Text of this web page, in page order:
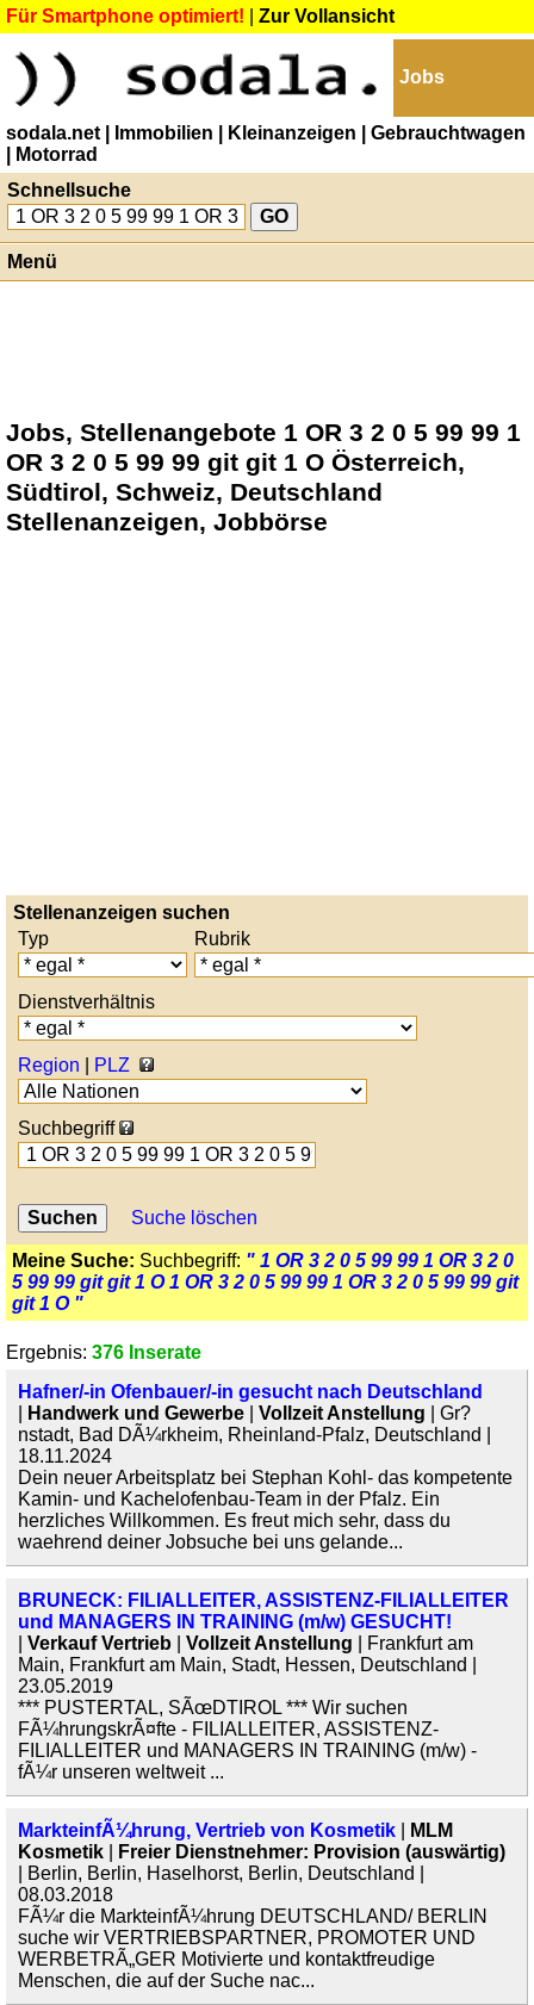
Für Smartphone optimiert! Zur Vollansicht
Jobs
sodala.net | Immobilien | Kleinanzeigen
| Gebrauchtwagen
| Motorrad
Schnellsuche
Menü
Jobs, Stellenangebote 1 OR 3 2 0 5 99 99 1
OR 3 2 0 5 99 99 git git 1 O Österreich,
Südtirol, Schweiz, Deutschland
Stellenanzeigen, Jobbörse
Stellenanzeigen suchen
Typ
Rubrik
Dienstverhältnis
Region PLZ
Suchbegriff
Suche löschen
Meine Suche: Suchbegriff: " 1 OR 3 2 0 5 99 99 1 OR 3 2 0
5 99 99 git git 1 O 1 OR 3 2 0 5 99 99 1 OR 3 2 0 5 99 99 git
git 1 O "
Ergebnis: 376 Inserate
Hafner/-in Ofenbauer/-in gesucht nach Deutschland
Handwerk und Gewerbe Vollzeit Anstellung | Gr?
nstadt, Bad DÃ¼rkheim, Rheinland-Pfalz, Deutschland |
18.11.2024
Dein neuer Arbeitsplatz bei Stephan Kohl- das kompetente
Kamin- und Kachelofenbau-Team in der Pfalz. Ein
herzliches Willkommen. Es freut mich sehr, dass du
waehrend deiner Jobsuche bei uns gelande...
BRUNECK: FILIALLEITER, ASSISTENZ-FILIALLEITER
und MANAGERS IN TRAINING (m/w) GESUCHT!
Verkauf Vertrieb Vollzeit Anstellung | Frankfurt am
Main, Frankfurt am Main, Stadt, Hessen, Deutschland |
23.05.2019
*** PUSTERTAL, SÃœDTIROL *** Wir suchen
FÃ¼hrungskrÃ¤fte - FILIALLEITER, ASSISTENZ-
FILIALLEITER und MANAGERS IN TRAINING (m/w) -
fÃ¼r unseren weltweit ...
MarkteinfÃ¼hrung, Vertrieb von Kosmetik
MLM
Kosmetik
Freier Dienstnehmer: Provision (auswärtig)
| Berlin, Berlin, Haselhorst, Berlin, Deutschland |
08.03.2018
FÃ¼r die MarkteinfÃ¼hrung DEUTSCHLAND/ BERLIN
suche wir VERTRIEBSPARTNER, PROMOTER UND
WERBETRÃ„GER Motivierte und kontaktfreudige
Menschen, die auf der Suche nac...